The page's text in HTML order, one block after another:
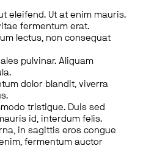
eleifend. Ut at enim mauris.
fermentum erat.
lectus, non consequat
pulvinar. Aliquam
dolor blandit, viverra
tristique. Duis sed
id, interdum felis.
in sagittis eros congue
fermentum auctor